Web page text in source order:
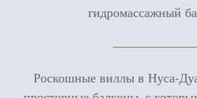
гидромассажный
Роскошные виллы в Нуса-